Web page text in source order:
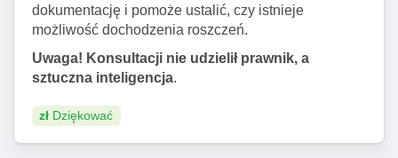
dokumentację i pomoże ustalić, czy istnieje
możliwość dochodzenia roszczeń.
Uwaga! Konsultacji nie udzielił prawnik, a
sztuczna inteligencja.
zł Dziękować